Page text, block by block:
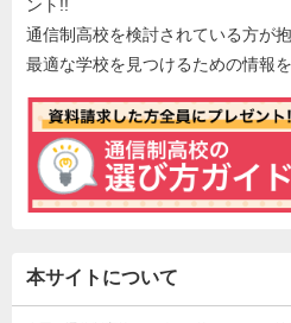
ント!!
通信制高校を検討されている方が
最適な学校を見つけるための情報
本サイトについて